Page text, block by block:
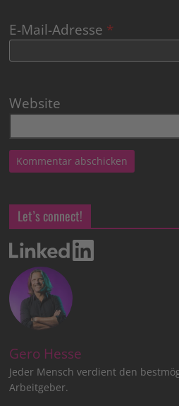
E-Mail-Adresse *
Website
Let’s connect!
Gero Hesse
Jeder Mensch verdient den
Arbeitgeber.